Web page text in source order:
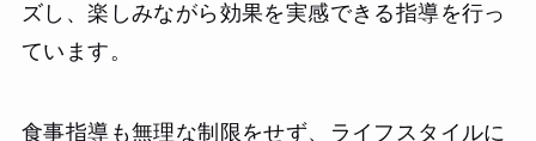
ズし、楽しみながら効果を実感できる指導を行っ
ています。
食事指導も無理な制限をせず、ライフスタイルに